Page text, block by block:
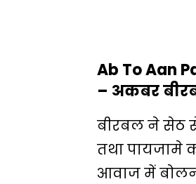
Ab To Aan
– अकबर
बीरबल ने सेठ
तथा पायजामे
आवाज में